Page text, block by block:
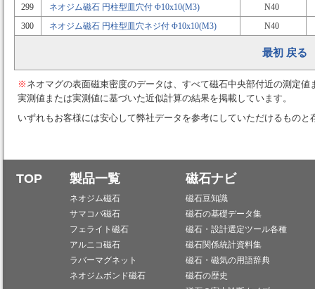
299
ネオジム磁石 円柱型皿穴付 Φ10x10(M3)
N40
300
ネオジム磁石 円柱型皿穴ネジ付 Φ10x10(M3) N40
最初 戻る
※ ネオマグの表面磁束密度のデータは、すべて磁石中央部付近の測定
実測値または実測値に基づいた近似計算の結果を掲載しています。
いずれもお客様には安心して弊社データを参考にしていただけるものと
TOP 製品一覧
ネオジム磁石
サマコバ磁石
フェライト磁石
アルニコ磁石
ラバーマグネット
ネオジムボンド磁石
磁石ナビ
磁石豆知識
磁石の基礎データ集
磁石・設計選定ツール各種
磁石関係統計資料集
磁石・磁気の用語辞典
磁石の歴史